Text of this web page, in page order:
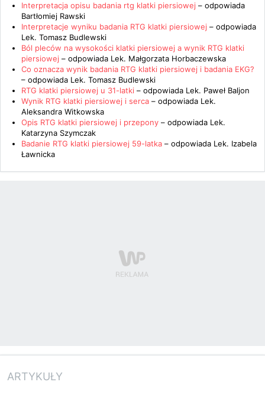
Interpretacja opisu badania rtg klatki piersiowej – odpowiada
Bartłomiej Rawski
Interpretacje wyniku badania RTG klatki piersiowej – odpowiada
Lek. Tomasz Budlewski
Ból pleców na wysokości klatki piersiowej a wynik RTG klatki
piersiowej – odpowiada Lek. Małgorzata Horbaczewska
Co oznacza wynik badania RTG klatki piersiowej i badania EKG?
– odpowiada Lek. Tomasz Budlewski
RTG klatki piersiowej u 31-latki – odpowiada Lek. Paweł Baljon
Wynik RTG klatki piersiowej i serca – odpowiada Lek.
Aleksandra Witkowska
Opis RTG klatki piersiowej i przepony – odpowiada Lek.
Katarzyna Szymczak
Badanie RTG klatki piersiowej 59-latka – odpowiada Lek. Izabela
Ławnicka
ARTYKUŁY